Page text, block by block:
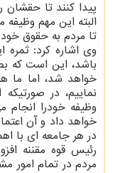
پیدا کنند تا حقشان
البته این مهم وظیفه
تا مردم به حقوق خود
وی اشاره کرد:
باشد، این است که
خواهد شد، اما ما
نماییم، در
وظیفه خودرا
خواهد داد و آن
در هر جامعه ای با
رئیس قوه مقننه
مردم در تمام امور